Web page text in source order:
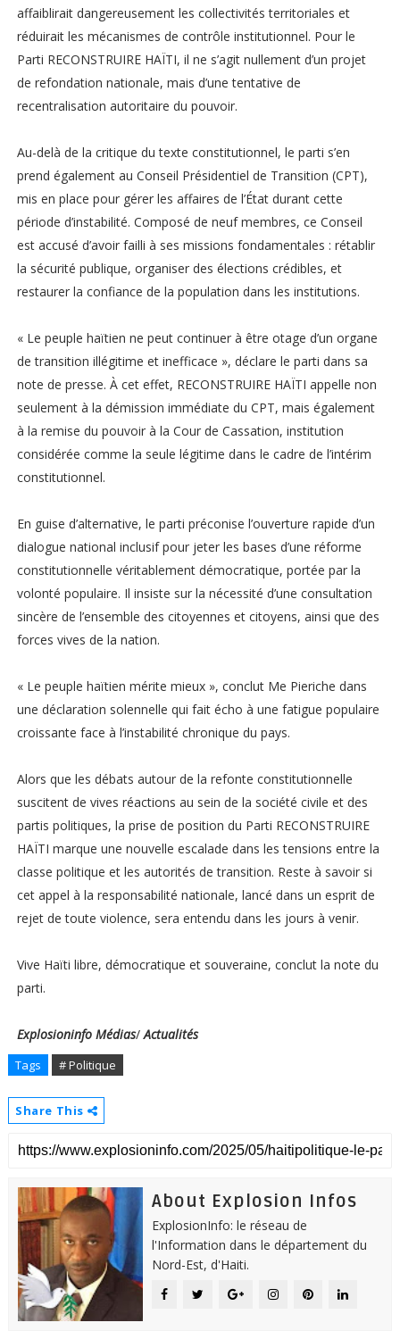
affaiblirait dangereusement les collectivités territoriales et
réduirait les mécanismes de contrôle institutionnel. Pour le
Parti RECONSTRUIRE HAÏTI, il ne s’agit nullement d’un projet
de refondation nationale, mais d’une tentative de
recentralisation autoritaire du pouvoir.
Au-delà de la critique du texte constitutionnel, le parti s’en
prend également au Conseil Présidentiel de Transition (CPT),
mis en place pour gérer les affaires de l’État durant cette
période d’instabilité. Composé de neuf membres, ce Conseil
est accusé d’avoir failli à ses missions fondamentales : rétablir
la sécurité publique, organiser des élections crédibles, et
restaurer la confiance de la population dans les institutions.
« Le peuple haïtien ne peut continuer à être otage d’un organe
de transition illégitime et inefficace », déclare le parti dans sa
note de presse. À cet effet, RECONSTRUIRE HAÏTI appelle non
seulement à la démission immédiate du CPT, mais également
à la remise du pouvoir à la Cour de Cassation, institution
considérée comme la seule légitime dans le cadre de l’intérim
constitutionnel.
En guise d’alternative, le parti préconise l’ouverture rapide d’un
dialogue national inclusif pour jeter les bases d’une réforme
constitutionnelle véritablement démocratique, portée par la
volonté populaire. Il insiste sur la nécessité d’une consultation
sincère de l’ensemble des citoyennes et citoyens, ainsi que des
forces vives de la nation.
« Le peuple haïtien mérite mieux », conclut Me Pieriche dans
une déclaration solennelle qui fait écho à une fatigue populaire
croissante face à l’instabilité chronique du pays.
Alors que les débats autour de la refonte constitutionnelle
suscitent de vives réactions au sein de la société civile et des
partis politiques, la prise de position du Parti RECONSTRUIRE
HAÏTI marque une nouvelle escalade dans les tensions entre la
classe politique et les autorités de transition. Reste à savoir si
cet appel à la responsabilité nationale, lancé dans un esprit de
rejet de toute violence, sera entendu dans les jours à venir.
Vive Haïti libre, démocratique et souveraine, conclut la note du
parti.
Explosioninfo Médias/Actualités
Tags # Politique
Share This
About Explosion Infos
ExplosionInfo: le réseau de
l'Information dans le département du
Nord-Est, d'Haiti.